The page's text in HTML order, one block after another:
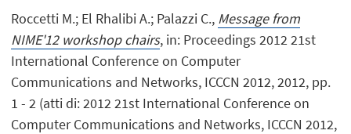
Roccetti M.; El Rhalibi A.; Palazzi C., Message from
NIME'12 workshop chairs, in: Proceedings 2012 21st
International Conference on Computer
Communications and Networks, ICCCN 2012, 2012, pp.
1 - 2 (atti di: 2012 21st International Conference on
Computer Communications and Networks, ICCCN 2012,